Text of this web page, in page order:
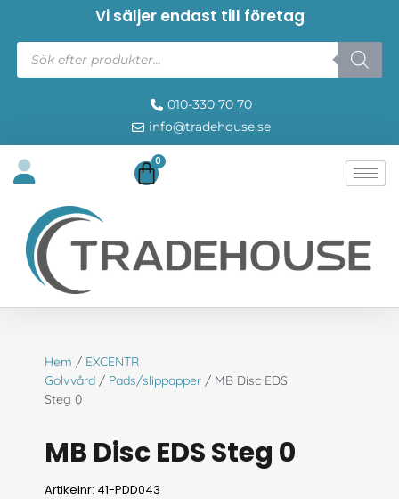
Vi säljer endast till företag
010-330 70 70
info@tradehouse.se
0
Hem / EXCENTR
Golvvård / Pads/slippapper / MB Disc EDS
Steg 0
MB Disc EDS Steg 0
Artikelnr: 41-PDD043